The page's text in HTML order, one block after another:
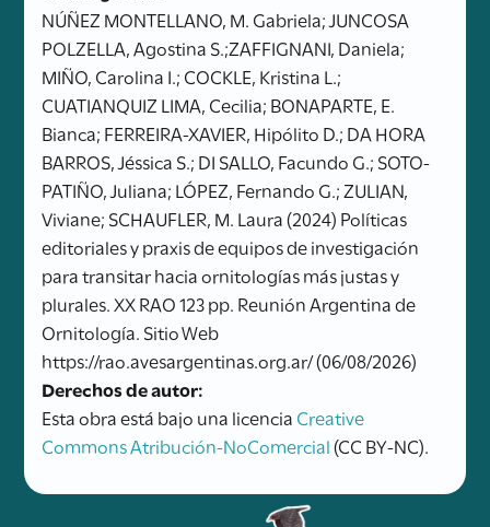
NÚÑEZ MONTELLANO, M. Gabriela; JUNCOSA
POLZELLA, Agostina S.;ZAFFIGNANI, Daniela;
MIÑO, Carolina I.; COCKLE, Kristina L.;
CUATIANQUIZ LIMA, Cecilia; BONAPARTE, E.
Bianca; FERREIRA-XAVIER, Hipólito D.; DA HORA
BARROS, Jéssica S.; DI SALLO, Facundo G.; SOTO-
PATIÑO, Juliana; LÓPEZ, Fernando G.; ZULIAN,
Viviane; SCHAUFLER, M. Laura (2024) Políticas
editoriales y praxis de equipos de investigación
para transitar hacia ornitologías más justas y
plurales. XX RAO 123 pp. Reunión Argentina de
Ornitología. Sitio Web
https://rao.avesargentinas.org.ar/ (06/08/2026)
Derechos de autor:
Esta obra está bajo una licencia Creative
Commons Atribución-NoComercial(CC BY-NC).